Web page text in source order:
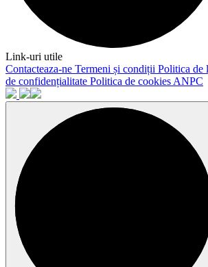
Link-uri utile
Contacteaza-ne Termeni și condiții Politica de
de confidențialitate Politica de cookies ANPC